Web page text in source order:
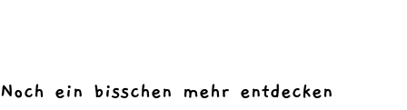
Noch ein bisschen mehr entdecken